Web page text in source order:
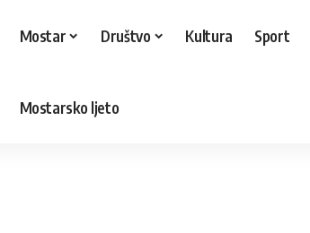
Mostar Društvo Kultura Sport
Mostarsko ljeto